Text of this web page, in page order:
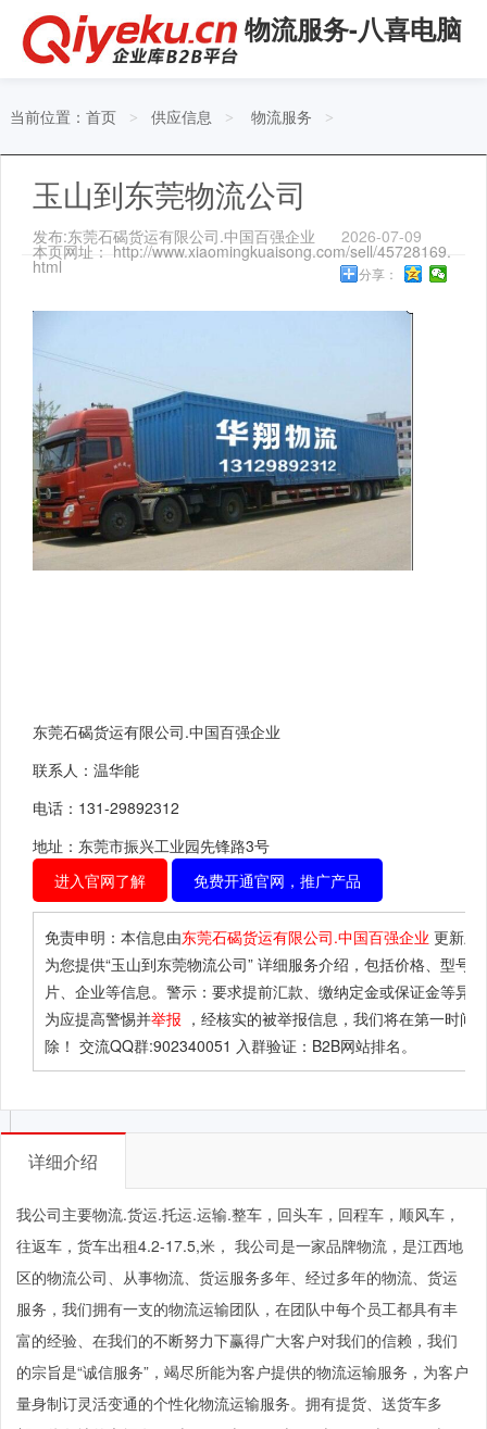
物流服务-八喜电脑
当前位置： 首页 > 供应信息 > 物流服务 >
玉山到东莞物流公司
发布:东莞石碣货运有限公司.中国百强企业 2026-07-09
本页网址： http://www.xiaomingkuaisong.com/sell/45728169.
html 分享：
东莞石碣货运有限公司.中国百强企业
联系人：温华能
电话：131-29892312
地址：东莞市振兴工业园先锋路3号
进入官网了解
免费开通官网，推广产品
免责申明：本信息由东莞石碣货运有限公司.中国百强企业 更新上
为您提供“玉山到东莞物流公司” 详细服务介绍，包括价格、型号
片、企业等信息。警示：要求提前汇款、缴纳定金或保证金等异
为应提高警惕并举报 ，经核实的被举报信息，我们将在第一时间
除！ 交流QQ群:902340051 入群验证：B2B网站排名。
详细介绍
我公司主要物流.货运.托运.运输.整车，回头车，回程车，顺风车，
往返车，货车出租4.2-17.5,米， 我公司是一家品牌物流，是江西地
区的物流公司、从事物流、货运服务多年、经过多年的物流、货运
服务，我们拥有一支的物流运输团队，在团队中每个员工都具有丰
富的经验、在我们的不断努力下赢得广大客户对我们的信赖，我们
的宗旨是“诚信服务”，竭尽所能为客户提供的物流运输服务，为客户
量身制订灵活变通的个性化物流运输服务。拥有提货、送货车多